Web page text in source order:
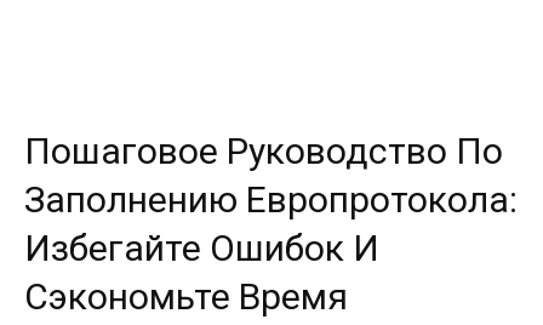
Пошаговое Руководство По
Заполнению Европротокола:
Избегайте Ошибок И
Сэкономьте Время